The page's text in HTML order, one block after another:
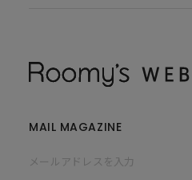
MAIL MAGAZINE